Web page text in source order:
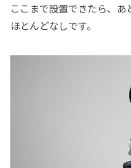
ここまで設置できたら、
ほとんどなしです。